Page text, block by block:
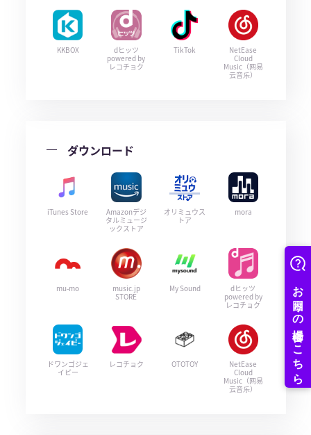
KKBOX
dヒッツ
powered by
レコチョク
TikTok
NetEase
Cloud
Music（网易
云音乐）
ダウンロード
iTunes Store
Amazonデジ
タルミュージ
ックストア
オリミュウス
トア
mora
mu-mo
music.jp
STORE
My Sound
dヒッツ
powered by
レコチョク
ドワンゴジェ
イピー
レコチョク OTOTOY
NetEase
Cloud
Music（网易
云音乐）